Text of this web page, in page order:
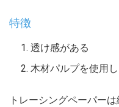
特徴
透け感がある
木材パルプを使用
トレーシングペーパー